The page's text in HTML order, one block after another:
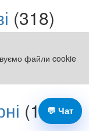
файли cookie
(318)
(1795)
💬 Чат